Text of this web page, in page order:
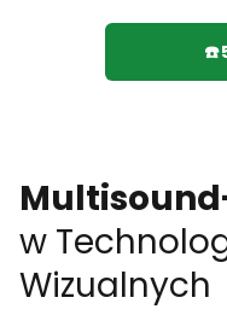
w
Wizualnych